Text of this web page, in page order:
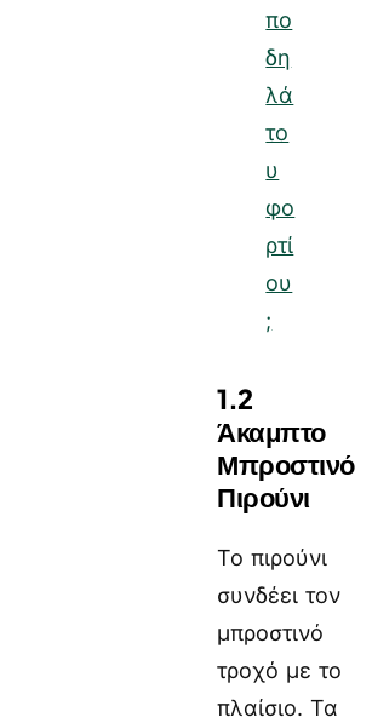
πο
δη
λά
το
υ
φο
ρτί
ου
;
1.2
Άκαμπτο
Μπροστινό
Πιρούνι
Το πιρούνι
συνδέει τον
μπροστινό
τροχό με το
πλαίσιο. Τα